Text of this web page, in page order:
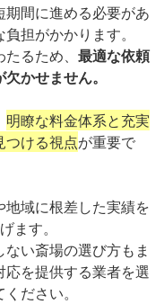
間に進める必要があ
担がかかります。
るため、 最適な依頼
かせません。
明瞭な料金体系と充実
つける視点が重要で
域に根差した実績を
ます。
い斎場の選び方もま
を提供する業者を選
ださい。